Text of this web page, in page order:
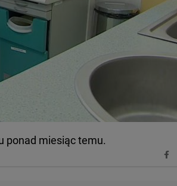
ponad miesiąc temu.